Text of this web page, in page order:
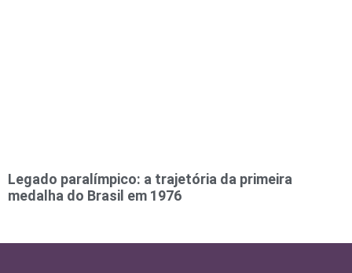
Legado paralímpico: a trajetória da primeira
medalha do Brasil em 1976